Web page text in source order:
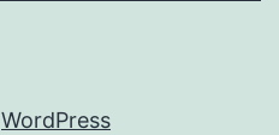
WordPress